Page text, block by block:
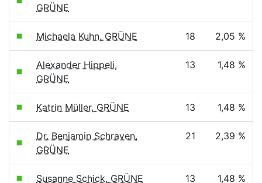
GRÜNE
Michaela Kuhn, GRÜNE 18 2,05 %
Alexander Hippeli,
GRÜNE
13 1,48 %
Katrin Müller, GRÜNE 13 1,48 %
Dr. Benjamin Schraven,
GRÜNE
21 2,39 %
Susanne Schick, GRÜNE 13 1,48 %